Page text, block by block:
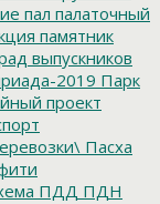
пал палаточный
памятник
выпускников
2019 Парк
проект
Пасха
ПДД ПДН